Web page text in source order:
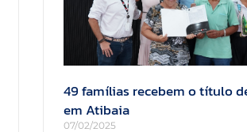
49 famílias recebem o título
em Atibaia
07/02/2025